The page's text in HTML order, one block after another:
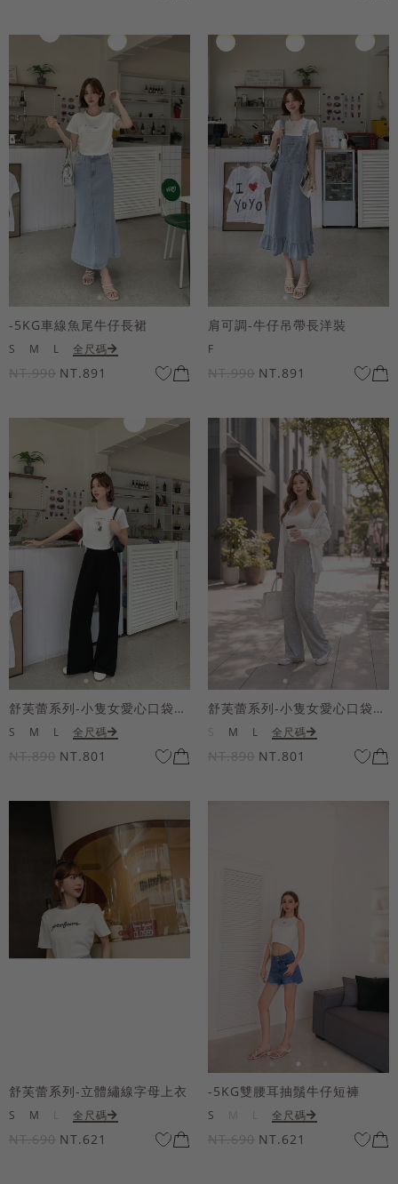
-5KG車線魚尾牛仔長裙
S M L 全尺碼
NT.990 NT.891
肩可調-牛仔吊帶長洋裝
F
NT.990 NT.891
舒芙蕾系列-小隻女愛心口袋寬褲
S M L 全尺碼
NT.890 NT.801
舒芙蕾系列-小隻女愛心口袋寬褲
M L 全尺碼
NT.890 NT.801
舒芙蕾系列-立體繡線字母上衣
S M 全尺碼
NT.690 NT.621
-5KG雙腰耳抽鬚牛仔短褲
S 全尺碼
NT.690 NT.621